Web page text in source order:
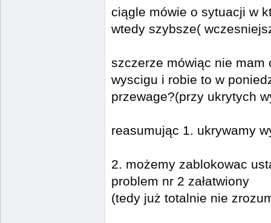
ciągle mówie o sytuacji w
wtedy szybsze(
szczerze mówiąc nie mam
wyscigu i robie to w
przewage?(przy ukrytych
reasumując 1. ukrywamy
2. możemy zablokowac
problem nr 2 załatwiony
(tedy już totalnie nie